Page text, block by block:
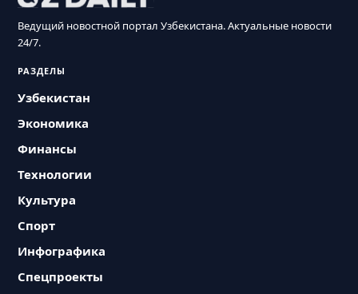
Ведущий новостной портал Узбекистана. Актуальные новости
24/7.
РАЗДЕЛЫ
Узбекистан
Экономика
Финансы
Технологии
Культура
Спорт
Инфографика
Спецпроекты